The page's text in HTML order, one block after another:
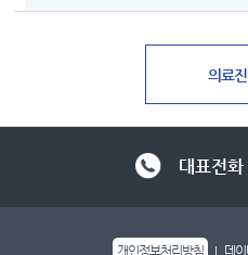
대표전
개인정보처리방침 데